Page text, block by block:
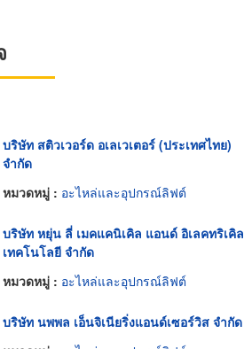
บริษัท สติวเวอร์ด อเลเวเตอร์ (ประเทศไทย)
จำกัด
หมวดหมู่ : อะไหล่และอุปกรณ์ลิฟต์
บริษัท หยุ่น ลี่ เมคแคนิเคิล แอนด์ อิเลคทริเคิล
เทคโนโลยี จำกัด
หมวดหมู่ : อะไหล่และอุปกรณ์ลิฟต์
บริษัท นพพล เอ็นจิเนียริ่งแอนด์เซอร์วิส จำกัด